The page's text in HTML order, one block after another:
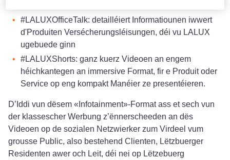
#LALUXOfficeTalk: detailléiert Informatiounen iwwert
d'Produiten Versécherungsléisungen, déi vu LALUX
ugebuede ginn
#LALUXShorts: ganz kuerz Videoen an engem
héichkantegen an immersive Format, fir e Produit oder
Service op eng kompakt Manéier ze presentéieren.
D’Iddi vun dësem «Infotainment»-Format ass et sech vun
der klassescher Werbung z’ënnerscheeden an dës
Videoen op de sozialen Netzwierker zum Virdeel vum
grousse Public, also bestehend Clienten, Lëtzbuerger
Residenten awer och Leit, déi nei op Lëtzebuerg